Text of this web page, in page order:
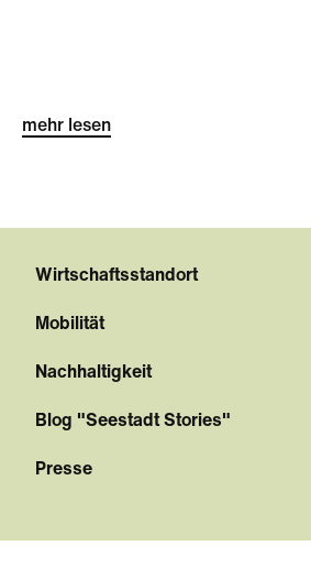
mehr lesen
Wirtschaftsstandort
Mobilität
Nachhaltigkeit
Blog "Seestadt Stories"
Presse